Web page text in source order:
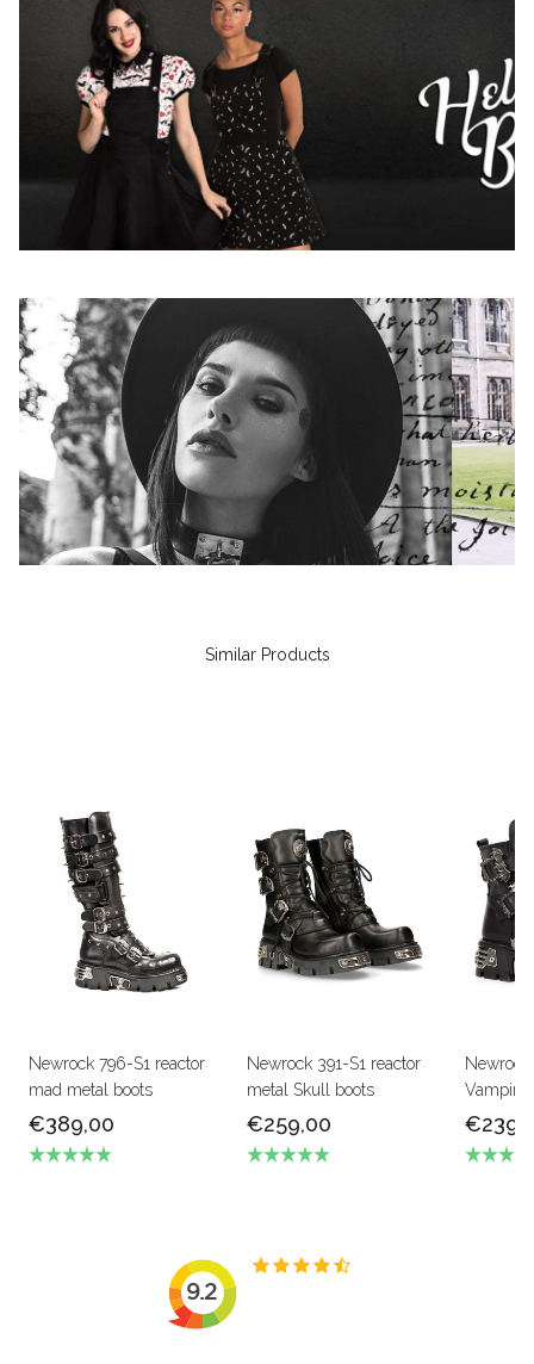
Similar Products
Newrock 796-S1 reactor
mad metal boots
€389,00
Newrock 391-S1 reactor
metal Skull boots
€259,00
Vampire